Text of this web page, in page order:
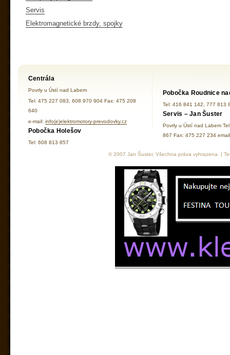
Servis
Elektromagnetické brzdy, spojky
Centrála
Povrly u Ústí nad Labem
Tel: 475 227 083, 608 970 904 Fax: 475 208
640
e-mail: info(e)elektromotory-prevodovky.cz
Pobočka Holešov
Tel: 608 813 857
Pobočka Roudnice
Tel: 416 841 142, 777 813
Servis – Jan Šuster
Povrly u Ústí nad Labem
867 Fax: 475 227 234
© 2007 Jan Šuster, Všechna práva vyhrazena. |